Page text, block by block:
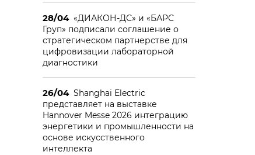
28/04 «ДИАКОН-ДС» и «БАРС
Груп» подписали соглашение о
стратегическом партнерстве для
цифровизации лабораторной
диагностики
26/04 Shanghai Electric
представляет на выставке
Hannover Messe 2026 интеграцию
энергетики и промышленности на
основе искусственного
интеллекта